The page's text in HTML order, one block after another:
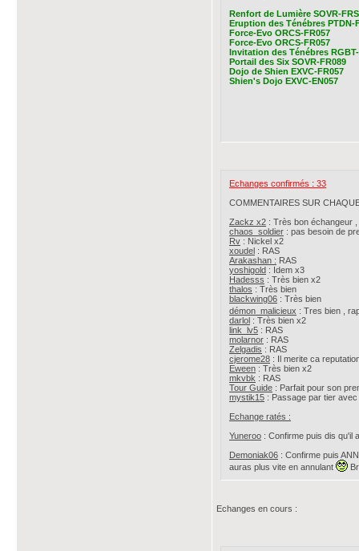
Renfort de Lumière SOVR-
Eruption des Ténébres PTDN-
Force-Evo ORCS-FR057
Force-Evo ORCS-FR057
Invitation des Ténébres RGBT-
Portail des Six SOVR-FR089
Dojo de Shien EXVC-FR057
Shien's Dojo EXVC-EN057
Echanges confirmés : 33
COMMENTAIRES SUR
Zackz x2 : Très bon échangeur
chaos_soldier : pas besoin de
Rv : Nickel x2
xoudel : RAS
Arakashan : RAS
yoshigold : Idem x3
Hadesss : Très bien x2
thalos : Très bien
blackwing06 : Très bien
démon_malicieux : Tres bien ,
darlol : Très bien x2
link_lv5 : RAS
molarnor : RAS
Zelgadis : RAS
cjerome28 : Il merite ca
Eween : Très bien x2
mkvbk : RAS
Tour Guide : Parfait pour son
mystik15 : Passage par tier
Echange ratés :
Yuneroo : Confirme puis dis qu'il
Demoniak06 : Confirme puis
auras plus vite en annulant
Echanges en cours :